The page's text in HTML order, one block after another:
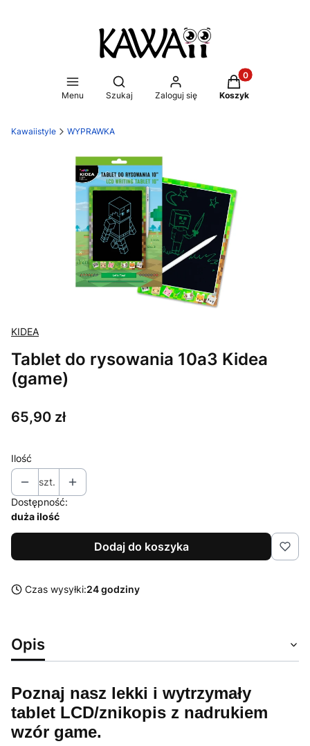
Menu
Otwórz wyszukiwarkę
Szukaj Zaloguj się
Produkty w
Koszyk
Kawaiistyle WYPRAWKA
KIDEA
Tablet do rysowania 10a3 Kidea
(game)
Cena
65,90 zł
Ilość
szt.
Dostępność:
duża ilość
Dodaj do koszyka
Czas wysyłki:24 godziny
Opis
Poznaj nasz lekki i wytrzymały
tablet LCD/znikopis z nadrukiem
wzór game.